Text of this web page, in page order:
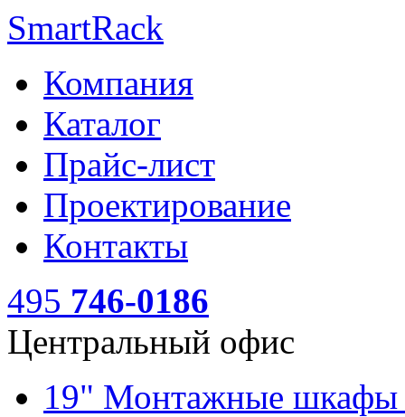
SmartRack
Компания
Каталог
Прайс-лист
Проектирование
Контакты
495 746-0186
Центральный офис
19" Монтажные